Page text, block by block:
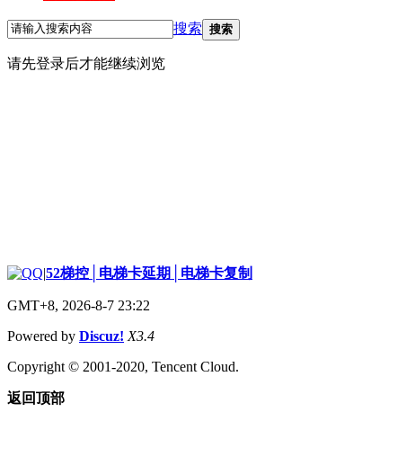
搜索 搜索
请先登录后才能继续浏览
|52梯控│电梯卡延期│电梯卡复制
GMT+8, 2026-8-7 23:22
Powered by Discuz! X3.4
Copyright © 2001-2020, Tencent Cloud.
返回顶部